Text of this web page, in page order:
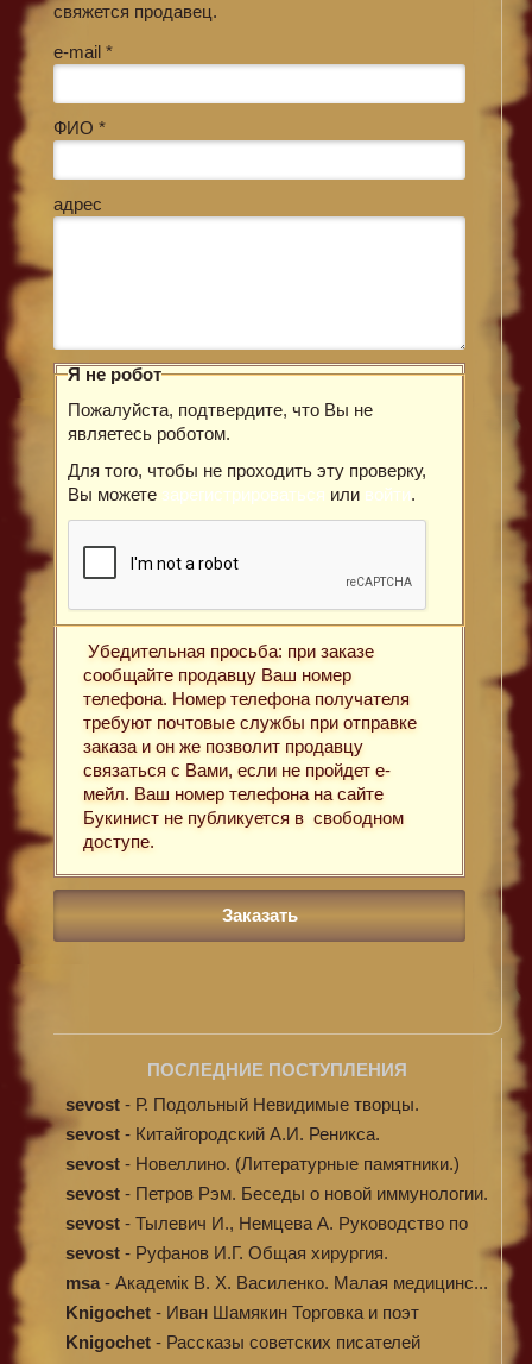
свяжется продавец.
e-mail *
ФИО *
адрес
Я не робот
Пожалуйста, подтвердите, что Вы не
являетесь роботом.
Для того, чтобы не проходить эту проверку,
Вы можете зарегистрироваться или войти.
Убедительная просьба: при заказе
сообщайте продавцу Ваш номер
телефона. Номер телефона получателя
требуют почтовые службы при отправке
заказа и он же позволит продавцу
связаться с Вами, если не пройдет е-
мейл. Ваш номер телефона на сайте
Букинист не публикуется в свободном
доступе.
ПОСЛЕДНИЕ ПОСТУПЛЕНИЯ
sevost - Р. Подольный Невидимые творцы.
sevost - Китайгородский А.И. Реникса.
sevost - Новеллино. (Литературные памятники.)
sevost - Петров Рэм. Беседы о новой иммунологии.
sevost - Тылевич И., Немцева А. Руководство по
ме...
sevost - Руфанов И.Г. Общая хирургия.
msa - Академік В. Х. Василенко. Малая медицинс...
Knigochet - Иван Шамякин Торговка и поэт
Knigochet - Рассказы советских писателей